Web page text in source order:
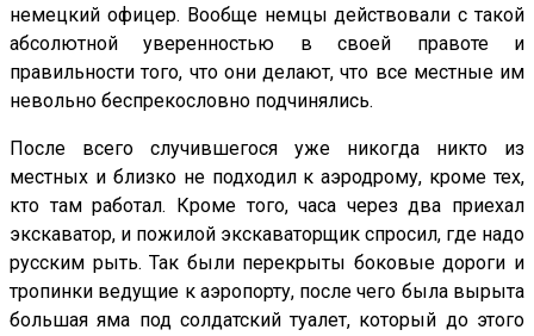
немецкий офицер. Вообще немцы действовали с такой
абсолютной уверенностью в своей правоте и
правильности того, что они делают, что все местные им
невольно беспрекословно подчинялись.
После всего случившегося уже никогда никто из
местных и близко не подходил к аэродрому, кроме тех,
кто там работал. Кроме того, часа через два приехал
экскаватор, и пожилой экскаваторщик спросил, где надо
русским рыть. Так были перекрыты боковые дороги и
тропинки ведущие к аэропорту, после чего была вырыта
большая яма под солдатский туалет, который до этого